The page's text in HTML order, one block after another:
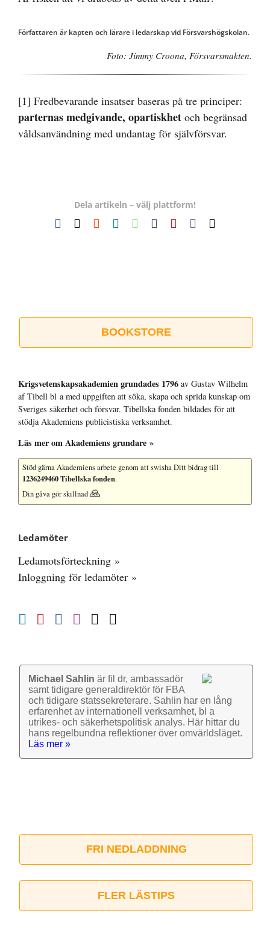
Författaren är kapten och lärare i ledarskap vid Försvarshögskolan.
Foto: Jimmy Croona, Försvarsmakten.
[1] Fredbevarande insatser baseras på tre principer:
parternas medgivande, opartiskhet och begränsad
våldsanvändning med undantag för självförsvar.
Dela artikeln – välj plattform!
Facebook RedditLinkedInWhatsApp
TumblrPinterest
Vk
BOOKSTORE
Krigsvetenskap­sakademien grundades 1796 av Gustav Wilhelm
af Tibell bl a med uppgiften att söka, skapa och sprida kunskap om
Sveriges säkerhet och försvar. Tibellska fonden bildades för att
stödja Akademiens publicistiska verksamhet.
Läs mer om Akademiens grundare »
Stöd gärna Akademiens arbete genom att swisha Ditt bidrag till
1236249460 Tibellska fonden.
Din gåva gör skillnad🙏
Ledamöter
Ledamotsförteckning »
Inloggning för ledamöter »
Michael Sahlin är fil dr, ambassadör
samt tidigare general­direktör för FBA
och tidigare stats­sekre­terare. Sahlin har en lång
erfarenhet av inter­nationell verk­samhet, bl a
utrikes- och säkerhets­politisk analys. Här hittar du
hans regel­bundna reflek­tioner över omvärlds­läget.
Läs mer »
FRI NEDLADDNING
FLER LÄSTIPS